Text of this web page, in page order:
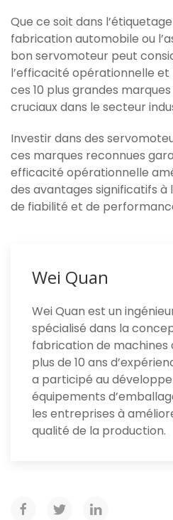
Que ce soit dans
fabrication automobile ou
bon servomoteur peut
l’efficacité opérationnelle
ces 10 plus grandes
cruciaux dans le secteur
Investir dans des
ces marques reconnues
efficacité opérationnelle
des avantages significatifs
de fiabilité et de
Wei Quan
Wei Quan est un
spécialisé dans la
fabrication de machines
plus de 10 ans
a participé au
équipements
les entreprises à
qualité de la production.